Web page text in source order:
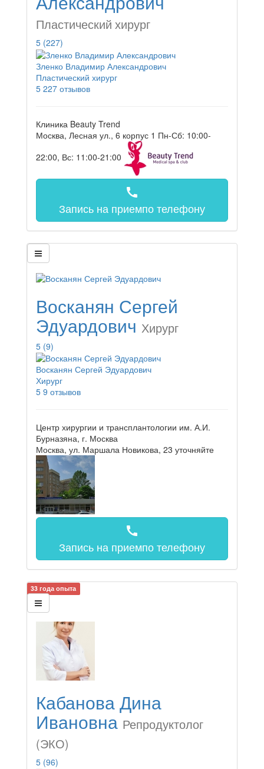
Пластический хирург
5 (227)
Зленко Владимир Александрович
Пластический хирург
5 227 отзывов
Клиника Beauty Trend
Москва, Лесная ул., 6 корпус 1 Пн-Сб: 10:00-
22:00, Вс: 11:00-21:00
call
Запись на приемпо телефону
Восканян Сергей
Эдуардович Хирург
5 (9)
Восканян Сергей Эдуардович
Хирург
5 9 отзывов
Центр хирургии и трансплантологии им. А.И.
Бурназяна, г. Москва
Москва, ул. Маршала Новикова, 23 уточняйте
call
Запись на приемпо телефону
33 года опыта
Кабанова Дина
Ивановна Репродуктолог
(ЭКО)
5 (96)